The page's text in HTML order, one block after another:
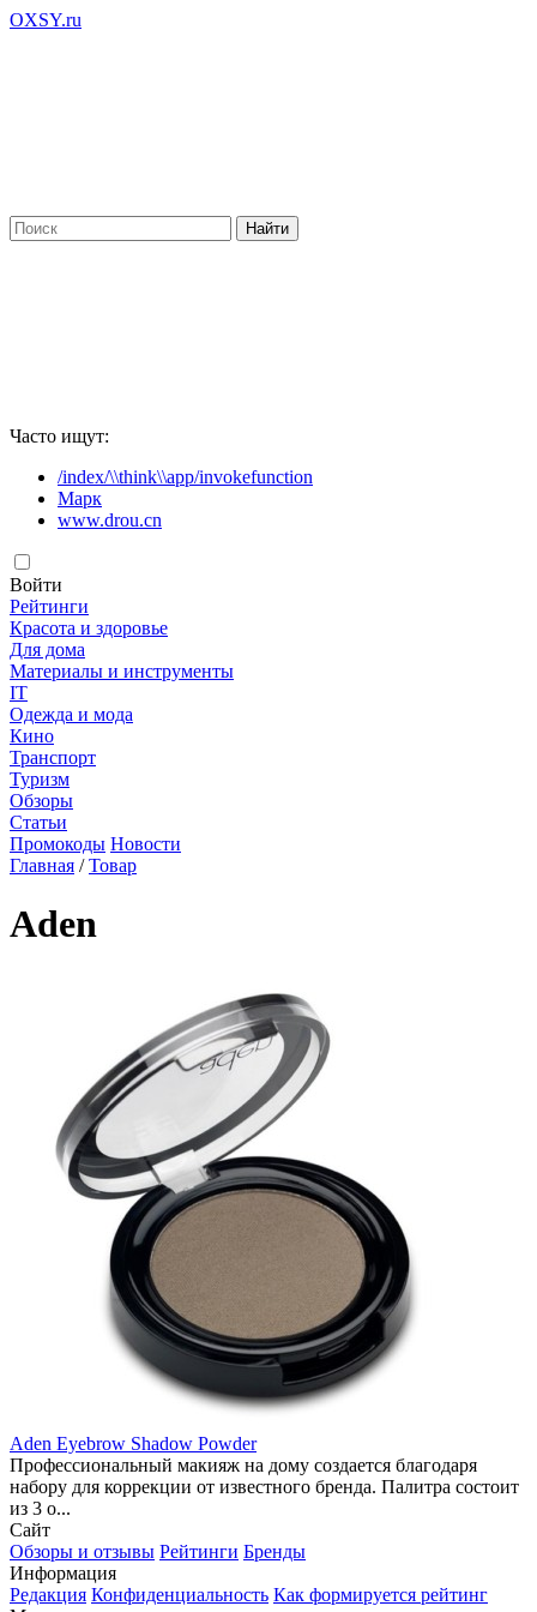
OXSY.ru
Часто ищут:
/index/\\think\\app/invokefunction
Марк
www.drou.cn
Войти
Рейтинги
Красота и здоровье
Для дома
Материалы и инструменты
IT
Одежда и мода
Кино
Транспорт
Туризм
Обзоры
Статьи
Промокоды Новости
Главная /Товар
Aden
Aden Eyebrow Shadow Powder
Профессиональный макияж на дому создается благодаря
набору для коррекции от известного бренда. Палитра состоит
из 3 о...
Сайт
Обзоры и отзывы Рейтинги Бренды
Информация
Редакция Конфиденциальность Как формируется рейтинг